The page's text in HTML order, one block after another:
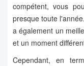
compétent, vous
presque toute
a également un
et un moment
Cependant, en